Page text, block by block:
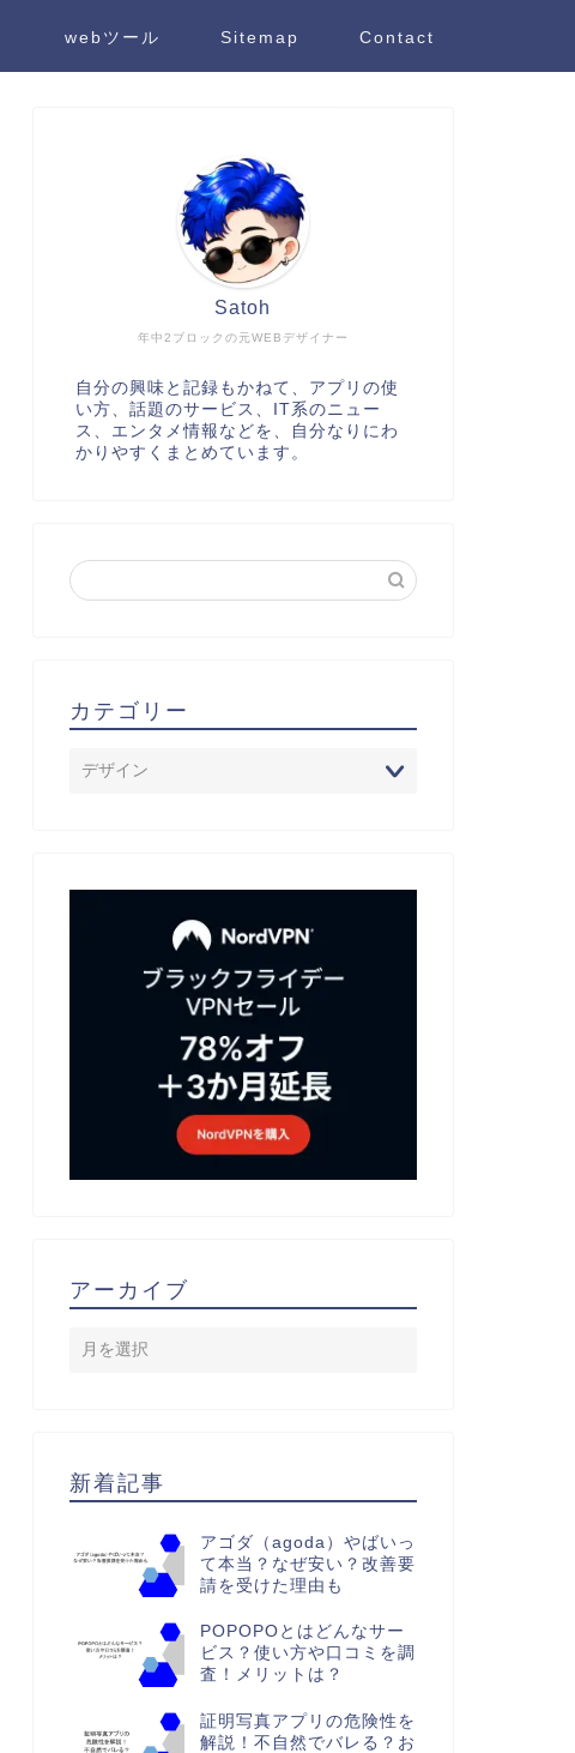
webツール Sitemap Contact
年中2ブロックの元WEBデザイナー
Satoh
自分の興味と記録もかねて、アプリの使
い方、話題のサービス、IT系のニュー
ス、エンタメ情報などを、自分なりにわ
かりやすくまとめています。
カテゴリー
アーカイブ
新着記事
アゴダ（agoda）やばいっ
て本当？なぜ安い？改善要
請を受けた理由も
POPOPOとはどんなサー
ビス？使い方や口コミを調
査！メリットは？
証明写真アプリの危険性を
解説！不自然でバレる？お